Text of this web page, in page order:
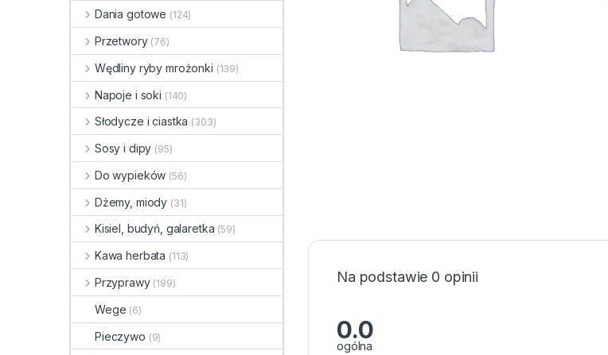
Na podstawie 0 opinii
0.0
ogólna
Dania gotowe (124)
Przetwory (76)
Wędliny ryby mrożonki (139)
Napoje i soki (140)
Słodycze i ciastka (303)
Sosy i dipy (95)
Do wypieków (56)
Dżemy, miody (31)
Kisiel, budyń, galaretka (59)
Kawa herbata (113)
Przyprawy (199)
Wege (6)
Pieczywo (9)